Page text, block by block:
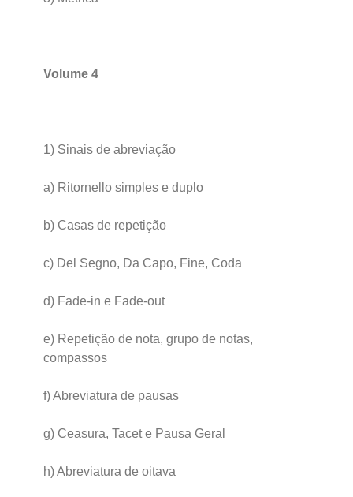
Volume 4
1) Sinais de abreviação
a) Ritornello simples e duplo
b) Casas de repetição
c) Del Segno, Da Capo, Fine, Coda
d) Fade-in e Fade-out
e) Repetição de nota, grupo de notas,
compassos
f) Abreviatura de pausas
g) Ceasura, Tacet e Pausa Geral
h) Abreviatura de oitava